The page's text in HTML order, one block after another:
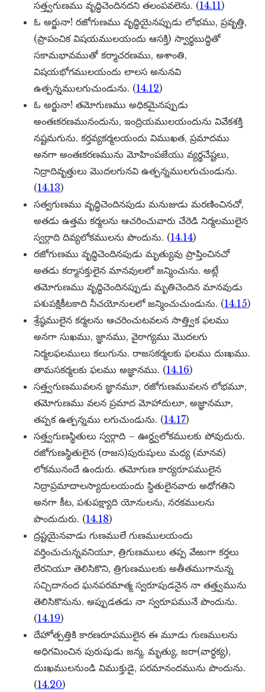
సత్త్వగుణము వృద్ధిచెందినదని తలంపవలెను. (14.11)
ఓ అర్జునా! రజోగుణము వృద్ధియైనప్పుడు లోభము, ప్రవృత్తి,
(ప్రాపంచిక విషయములయందు ఆసక్తి) స్వార్థబుద్ధితో
సకామభావముతో కర్మాచరణము, అశాంతి,
విషయభోగములయందు లాలస అనునవి
ఉత్పన్నములగుచుండును. (14.12)
ఓ అర్జునా! తమోగుణము అధికమైనప్పుడు
అంతఃకరణమునందును, ఇంద్రియములయందును వివేకశక్తి
నష్టమగును. కర్తవ్యకర్మలయందు విముఖత, ప్రమాదము
అనగా అంతఃకరణమును మోహింపజేయు వ్యర్థచేష్టలు,
నిద్రాదివృత్తులు మెుదలగునవి ఉత్పన్నములగుచుండును.
(14.13)
సత్వగుణము వృద్ధిచెందినపుడు మనుజుడు మరణించినచో,
అతడు ఉత్తమ కర్మలను ఆచరించువారు చేరెడి నిర్మలములైన
స్వర్గాది దివ్యలోకములను పొందును. (14.14)
రజోగుణము వృద్ధిచెందినపుడు మృత్యువు ప్రాప్తించినచో
అతడు కర్మాసక్తులైన మానవులలో జన్మించును. అట్లే
తమోగుణము వృద్ధిచెందినప్పుడు మృతిచెందిన మానవుడు
పశుపక్షికీటకాది నీచయోనులలో జన్మించుచుండును. (14.15)
శ్రేష్ఠములైన కర్మలను ఆచరించుటవలన సాత్త్విక ఫలము
అనగా సుఖము, జ్ఞానము, వైరాగ్యము మొదలగు
నిర్మలఫలములు కలుగును. రాజసకర్మలకు ఫలము దుఃఖము.
తామసకర్మలకు ఫలము అజ్ఞానము. (14.16)
సత్త్వగుణమువలన జ్ఞానమూ, రజోగుణమువలన లోభమూ,
తమోగుణము వలన ప్రమాద మోహాదులూ, అజ్ఞానమూ,
తప్పక ఉత్పన్నము లగుచుండును. (14.17)
సత్త్వగుణస్థితులు స్వర్గాది – ఊర్ధ్వలోకములకు పోవుదురు.
రజోగుణస్థితులైన (రాజస)పురుషులు మధ్య (మానవ)
లోకమునందే ఉందురు. తమోగుణ కార్యరూపములైన
నిద్రాప్రమాదాలస్యాదులయందు స్థితులైనవారు అధోగతిని
అనగా కీట, పశుపక్ష్యాది యోనులను, నరకములను
పొందుదురు. (14.18)
ద్రష్టయైనవాడు గుణములే గుణములయందు
వర్తించుచున్నవనియూ, త్రిగుణములు తప్ప వేఱుగా కర్తలు
లేరనియూ తెలిసికొని, త్రిగుణములకు అతీతముగానున్న
సచ్చిదానంద ఘనపరమాత్మ స్వరూపుడనైన నా తత్త్వమును
తెలిసికొనును. అప్పుడతడు నా స్వరూపమునే పొందును.
(14.19)
దేహోత్పత్తికి కారణరూపములైన ఈ మూడు గుణములను
అధిగమించిన పురుషుడు జన్మ, మృత్యు, జరా(వార్ధక్య),
దుఃఖములనుండి విముక్తుడై, పరమానందమును పొందును.
(14.20)